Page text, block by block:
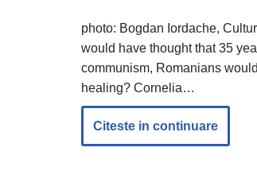
photo: Bogdan Iordache,
would have thought that 35
communism, Romanians
healing? Cornelia…
Citeste in continuare